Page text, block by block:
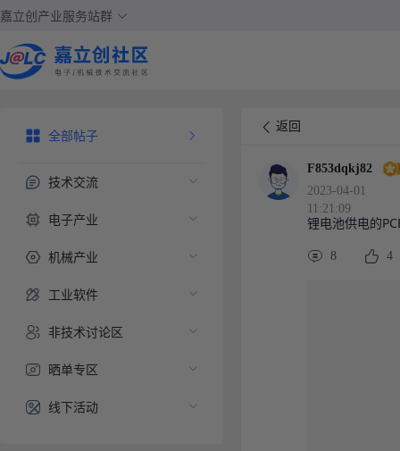
嘉立创产业服务站群
全部帖子
技术交流
电子产业
机械产业
工业软件
非技术讨论区
晒单专区
线下活动
返回
F853dqkj82
2023-04-01
11:21:09
锂电池供电的
8 4